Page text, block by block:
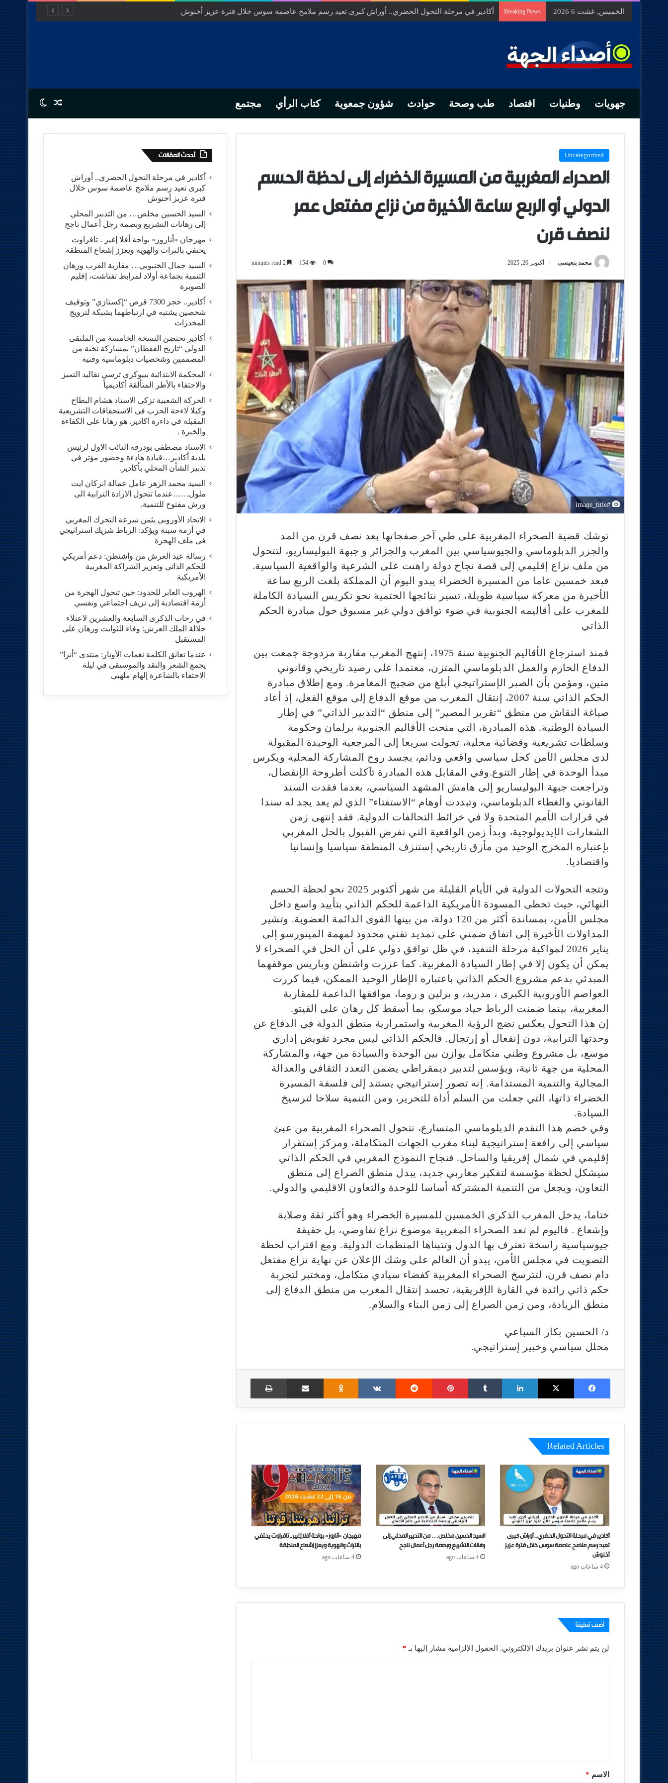
الخميس, غشت 6 2026 Breaking News السيد الحسين مخلص… من التدبير المحلي إلى رهانات التشريع وبصمة رجل أعمال ناجح
جهويات وطنيات اقتصاد طب وصحة حوادث شؤون جمعوية كتاب الرأي مجتمع Random Article
Switch skin
Uncategorized
الصحراء المغربية من المسيرة الخضراء إلى لحظة الحسم
الدولي أو الربع ساعة الأخيرة من نزاع مفتعل عمر
لنصف قرن
محمد بنعيسى أكتوبر 26, 2025 0
154
#image_title
توشك قضية الصحراء المغربية على طي آخر صفحاتها بعد نصف قرن من المد
والجزر الدبلوماسي والجيوسياسي بين المغرب والجزائر و جبهة البوليساريو، لتتحول
من ملف نزاع إقليمي إلى قصة نجاح دولة راهنت على الشرعية والواقعية السياسية.
فبعد خمسين عاما من المسيرة الخضراء يبدو اليوم أن المملكة بلغت الربع ساعة
الأخيرة من معركة سياسية طويلة، تسير نتائجها الحتمية نحو تكريس السيادة الكاملة
للمغرب على أقاليمه الجنوبية في ضوء توافق دولي غير مسبوق حول مبادرة الحكم
الذاتي
فمنذ استرجاع الأقاليم الجنوبية سنة 1975، إنتهج المغرب مقاربة مزدوجة جمعت بين
الدفاع الحازم والعمل الدبلوماسي المتزن، معتمدا على رصيد تاريخي وقانوني
متين، ومؤمن بأن الصبر الإستراتيجي أبلغ من ضجيج المغامرة. ومع إطلاق مبادرة
الحكم الذاتي سنة 2007، إنتقال المغرب من موقع الدفاع إلى موقع الفعل، إذ أعاد
صياغة النقاش من منطق “تقرير المصير” إلى منطق “التدبير الذاتي” في إطار
السيادة الوطنية. هذه المبادرة، التي منحت الأقاليم الجنوبية برلمان وحكومة
وسلطات تشريعية وقضائية محلية، تحولت سريعا إلى المرجعية الوحيدة المقبولة
لدى مجلس الأمن كحل سياسي واقعي ودائم، يجسد روح المشاركة المحلية ويكرس
مبدأ الوحدة في إطار التنوع.وفي المقابل هذه المبادرة تآكلت أطروحة الإنفصال،
وتراجعت جبهة البوليساريو إلى هامش المشهد السياسي، بعدما فقدت السند
القانوني والغطاء الدبلوماسي، وتبددت أوهام “الاستفتاء” الذي لم يعد يجد له سندا
في قرارات الأمم المتحدة ولا في خرائط التحالفات الدولية. فقد إنتهى زمن
الشعارات الإيديولوجية، وبدأ زمن الواقعية التي تفرض القبول بالحل المغربي
بإعتباره المخرج الوحيد من مأزق تاريخي إستنزف المنطقة سياسيا وإنسانيا
واقتصاديا.
وتتجه التحولات الدولية في الأيام القليلة من شهر أكتوبر 2025 نحو لحظة الحسم
النهائي، حيث تحظى المسودة الأمريكية الداعمة للحكم الذاتي بتأييد واسع داخل
مجلس الأمن، بمساندة أكثر من 120 دولة، من بينها القوى الدائمة العضوية. وتشير
المداولات الأخيرة إلى اتفاق ضمني على تمديد تقني محدود لمهمة المينورسو إلى
يناير 2026 لمواكبة مرحلة التنفيذ، في ظل توافق دولي على أن الحل في الصحراء لا
يمكن أن يكون إلا في إطار السيادة المغربية. كما عززت واشنطن وباريس موقفهما
المبدئي بدعم مشروع الحكم الذاتي باعتباره الإطار الوحيد الممكن، فيما كررت
العواصم الأوروبية الكبرى ، مدريد، و برلين و روما، مواقفها الداعمة للمقاربة
المغربية، بينما ضمنت الرباط حياد موسكو، بما أسقط كل رهان على الفيتو.
إن هذا التحول يعكس نضج الرؤية المغربية واستمرارية منطق الدولة في الدفاع عن
وحدتها الترابية، دون إنفعال أو إرتجال. فالحكم الذاتي ليس مجرد تفويض إداري
موسع، بل مشروع وطني متكامل يوازن بين الوحدة والسيادة من جهة، والمشاركة
المحلية من جهة ثانية، ويؤسس لتدبير ديمقراطي يضمن التعدد الثقافي والعدالة
المجالية والتنمية المستدامة. إنه تصور إستراتيجي يستند إلى فلسفة المسيرة
الخضراء ذاتها، التي جعلت من السلم أداة للتحرير، ومن التنمية سلاحا لترسيخ
السيادة.
وفي خضم هذا التقدم الدبلوماسي المتسارع، تتحول الصحراء المغربية من عبئ
سياسي إلى رافعة إستراتيجية لبناء مغرب الجهات المتكاملة، ومركز إستقرار
إقليمي في شمال إفريقيا والساحل. فنجاح النموذج المغربي في الحكم الذاتي
سيشكل لحظة مؤسسة لتفكير مغاربي جديد، يبدل منطق الصراع إلى منطق
التعاون، ويجعل من التنمية المشتركة أساسا للوحدة والتعاون الاقليمي والدولي.
ختاما، يدخل المغرب الذكرى الخمسين للمسيرة الخضراء وهو أكثر ثقة وصلابة
وإشعاع . فاليوم لم تعد الصحراء المغربية موضوع نزاع تفاوضي، بل حقيقة
جيوسياسية راسخة تعترف بها الدول وتتبناها المنظمات الدولية. ومع اقتراب لحظة
التصويت في مجلس الأمن، يبدو أن العالم على وشك الإعلان عن نهاية نزاع مفتعل
دام نصف قرن، لتترسخ الصحراء المغربية كفضاء سيادي متكامل، ومختبر لتجربة
حكم ذاتي رائدة في القارة الإفريقية، تجسد إنتقال المغرب من منطق الدفاع إلى
منطق الريادة، ومن زمن الصراع إلى زمن البناء والسلام.
د/ الحسين بكار السباعي
محلل سياسي وخبير إستراتيجي.
Facebook
X
LinkedIn
Tumblr
Pinterest
Reddit
VKontakte
Odnoklassniki
Share via Email
Print
Related Articles
أكادير في مرحلة التحول الحضري.. أوراش كبرى
تعيد رسم ملامح عاصمة سوس خلال فترة عزيز
أخنوش
4 ساعات ago
السيد الحسين مخلص… من التدبير المحلي إلى
رهانات التشريع وبصمة رجل أعمال ناجح
4 ساعات ago
مهرجان «أناروز» بواحة أفلا إغير ـ تافراوت يحتفي
بالتراث والهوية ويعزز إشعاع المنطقة
4 ساعات ago
أضف تعليقاً
لن يتم نشر عنوان بريدك الإلكتروني. الحقول الإلزامية مشار إليها بـ *
*الاسم *
أحدث المقالات
أكادير في مرحلة التحول الحضري.. أوراش
كبرى تعيد رسم ملامح عاصمة سوس خلال
فترة عزيز أخنوش
السيد الحسين مخلص… من التدبير المحلي
إلى رهانات التشريع وبصمة رجل أعمال ناجح
مهرجان «أناروز» بواحة أفلا إغير ـ تافراوت
يحتفي بالتراث والهوية ويعزز إشعاع المنطقة
السيد جمال الخنبوبي… مقاربة القرب ورهان
التنمية بجماعة أولاد لمرابط تفتاشت، إقليم
الصويرة
أكادير.. حجز 7300 قرص “إكستازي” وتوقيف
شخصين يشتبه في ارتباطهما بشبكة لترويج
المخدرات
أكادير تحتضن النسخة الخامسة من الملتقى
الدولي “تاريخ القفطان” بمشاركة نخبة من
المصممين وشخصيات دبلوماسية وفنية
المحكمة الابتدائية ببيوكرى ترسي تقاليد التميز
والاحتفاء بالأطر المتألقة أكاديمياً
الحركة الشعبية تزكى الاستاد هشام البطاح
وكيلا لاءحة الحزب فى الاستحقاقات التشريعية
المقبلة في داءرة اكادير. هو رهانا على الكفاءة
والخبرة .
الاستاد مصطفى بودرقة النائب الاول لرئيس
بلدية أكادير…قيادة هادءة وحضور مؤتر في
تدبير الشأن المحلي بأكادير.
السيد محمد الزهر عامل عمالة انزكان ايت
ملول……عندما تتحول الارادة الترابية الى
ورش مفتوح للتنمية.
الاتحاد الأوروبي يثمن سرعة التحرك المغربي
في أزمة سبتة ويؤكد: الرباط شريك استراتيجي
في ملف الهجرة
رسالة عيد العرش من واشنطن: دعم أمريكي
للحكم الذاتي وتعزيز الشراكة المغربية
الأمريكية
​الهروب العابر للحدود: حين تتحول الهجرة من
أزمة اقتصادية إلى نزيف اجتماعي ونفسي
في رحاب الذكرى السابعة والعشرين لاعتلاء
جلالة الملك العرش: وفاء للثوابت ورهان على
المستقبل
​عندما تعانق الكلمة نغمات الأوتار: منتدى “أنزا”
يجمع الشعر والنقد والموسيقى في ليلة
الاحتفاء بالشاعرة إلهام ملهبي